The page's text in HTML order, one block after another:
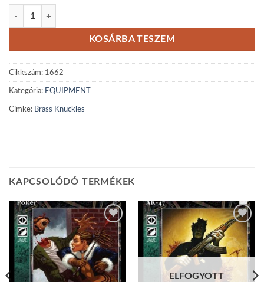
Brass Knuckles mennyiség
KOSÁRBA TESZEM
Cikkszám: 1662
Kategória: EQUIPMENT
Címke: Brass Knuckles
KAPCSOLÓDÓ TERMÉKEK
Add to
wishlist
Add to
wishlist
ELFOGYOTT